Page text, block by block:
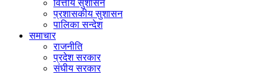
वित्तीय सुशासन
प्रशासकीय सुशासन
पालिका सन्देश
समाचार
राजनीति
प्रदेश सरकार
संघीय सरकार